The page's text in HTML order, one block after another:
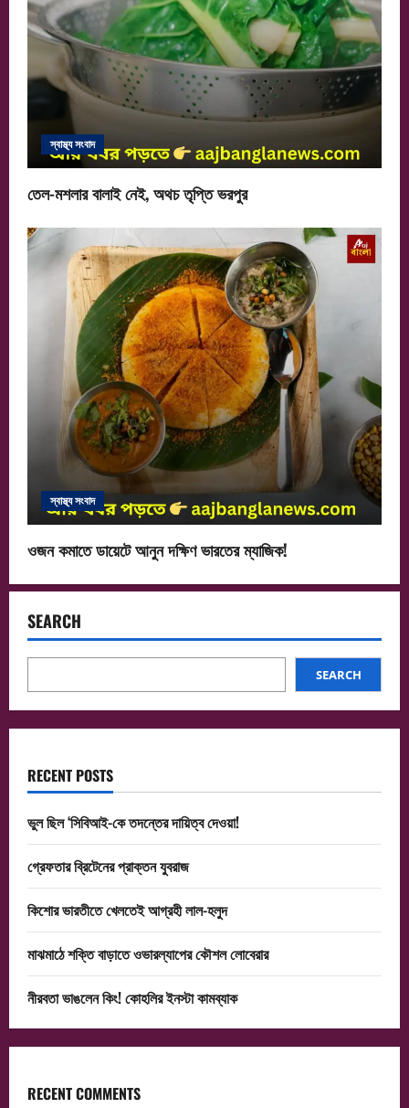
স্বাস্থ্য সংবাদ
তেল-মশলার বালাই নেই, অথচ তৃপ্তি ভরপুর
স্বাস্থ্য সংবাদ
ওজন কমাতে ডায়েটে আনুন দক্ষিণ ভারতের ম্যাজিক!
SEARCH
SEARCH
RECENT POSTS
ভুল ছিল ‘সিবিআই-কে তদন্তের দায়িত্ব দেওয়া!
গ্রেফতার ব্রিটেনের প্রাক্তন যুবরাজ
কিশোর ভারতীতে খেলতেই আগ্রহী লাল-হলুদ
মাঝমাঠে শক্তি বাড়াতে ওভারল্যাপের কৌশল লোবেরার
নীরবতা ভাঙলেন কিং! কোহলির ইনস্টা কামব্যাক
RECENT COMMENTS